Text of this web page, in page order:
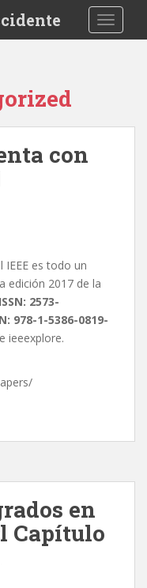
con
IEEE es todo un
edición 2017 de la
ISSN: 2573-
978-1-5386-0819-
ieeexplore.
en
Capítulo